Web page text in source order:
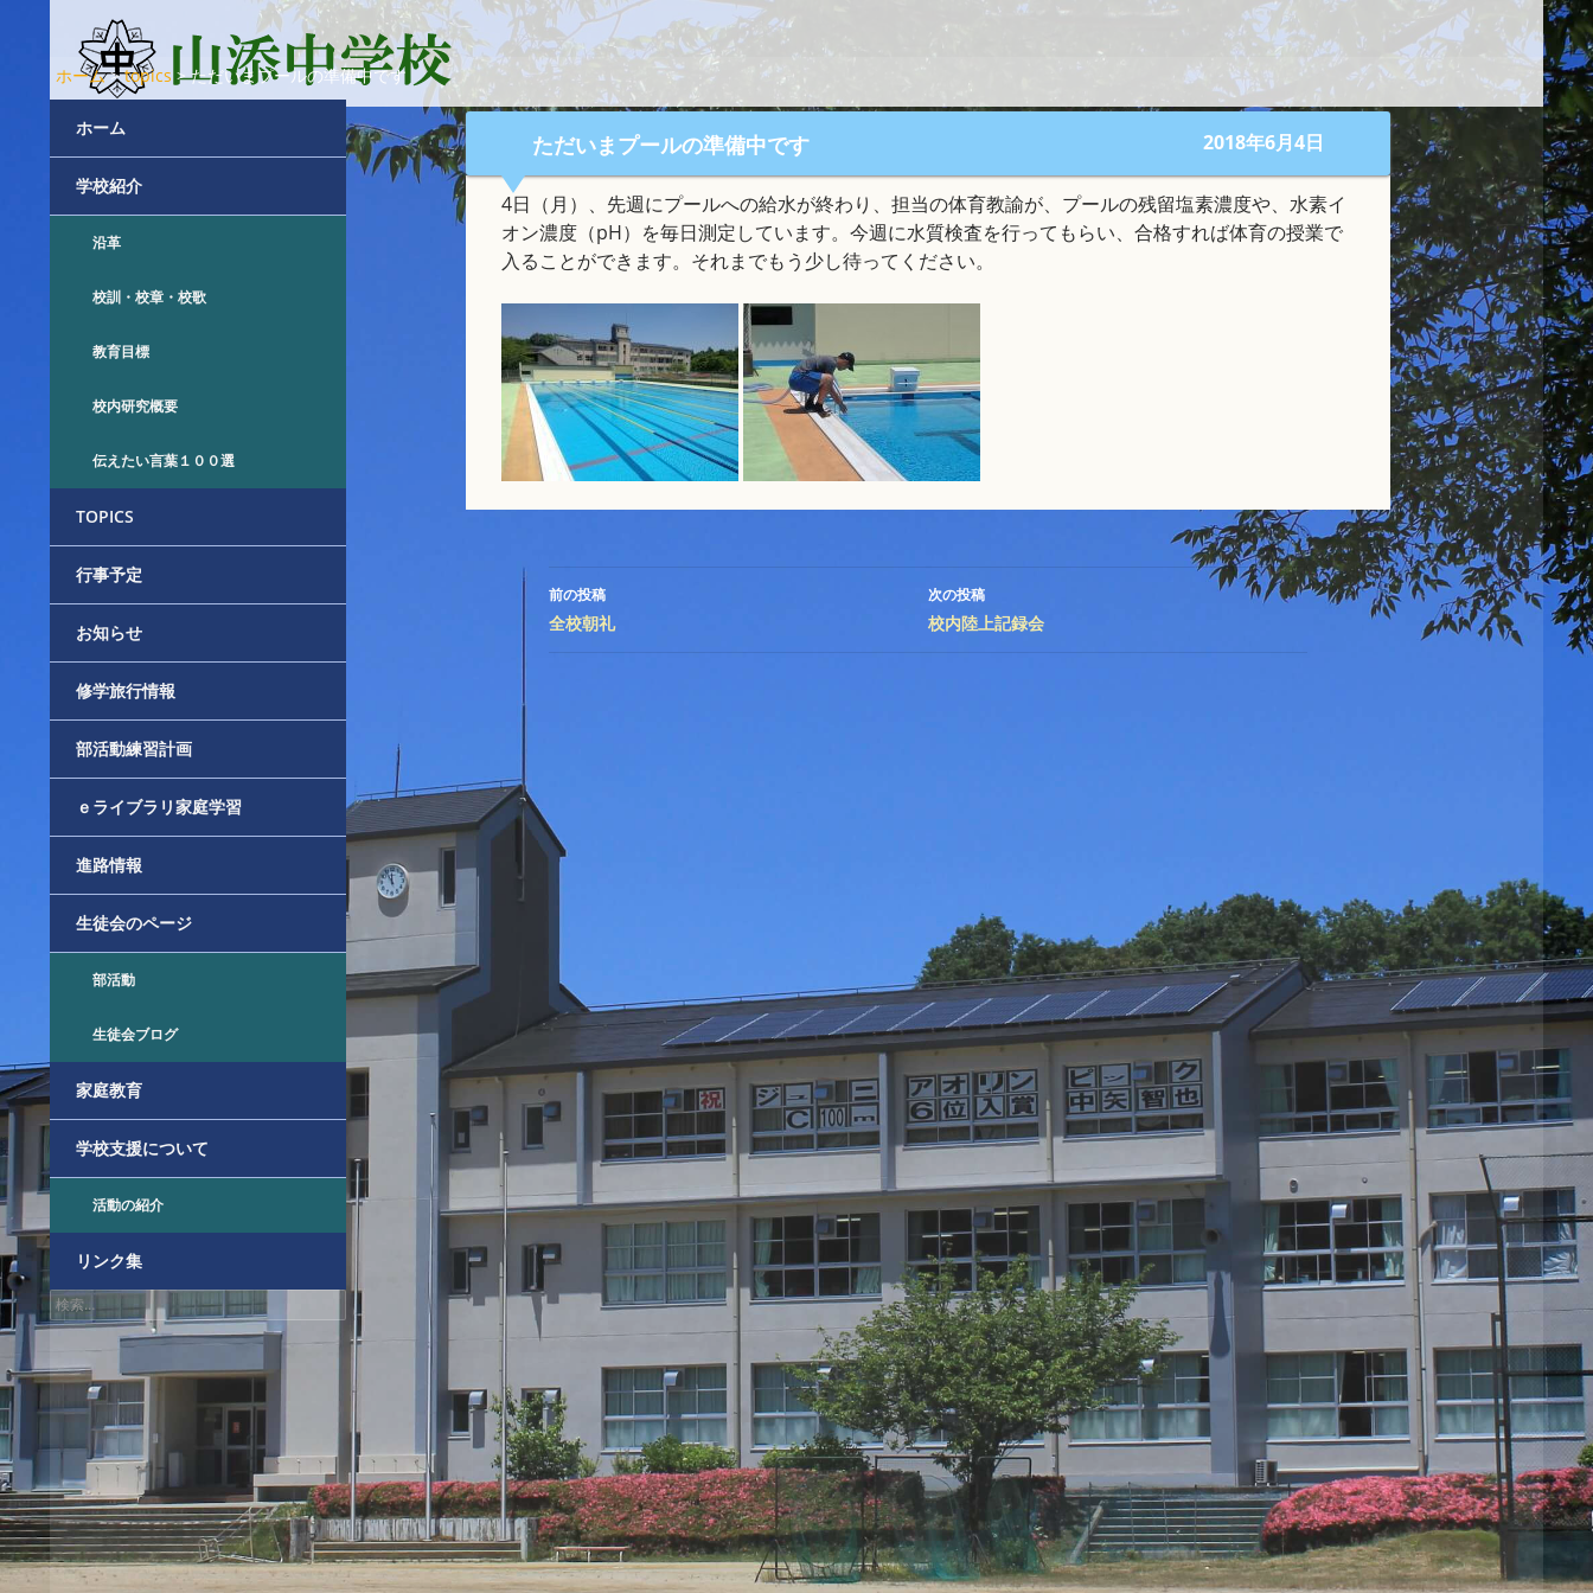
ホーム>topics >ただいまプールの準備中です
ただいまプールの準備中です 2018年6月4日
4日（月）、先週にプールへの給水が終わり、担当の体育教諭が、プールの残留塩素濃度や、水素イ
オン濃度（pH）を毎日測定しています。今週に水質検査を行ってもらい、合格すれば体育の授業で
入ることができます。それまでもう少し待ってください。
投
稿
シ
前の投稿
全校朝礼
次の投稿
校内陸上記録会
ホーム
学校紹介
沿革
校訓・校章・校歌
教育目標
校内研究概要
伝えたい言葉１００選
TOPICS
行事予定
お知らせ
修学旅行情報
部活動練習計画
ｅライブラリ家庭学習
進路情報
生徒会のページ
部活動
生徒会ブログ
家庭教育
学校支援について
活動の紹介
リンク集
検
索: